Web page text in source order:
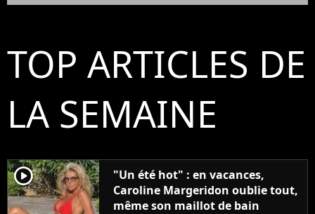
TOP ARTICLES DE
LA SEMAINE
player2
"Un été hot" : en vacances,
Caroline Margeridon oublie tout,
même son maillot de bain